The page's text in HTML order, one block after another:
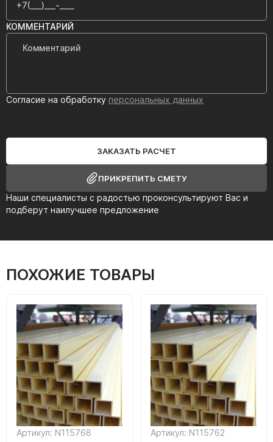
Наши специалисты с радостью проконсультируют Вас и
подберут наилучшее предложение
КОММЕНТАРИЙ
Согласие на обработку персональных данных
ЗАКАЗАТЬ РАСЧЕТ
ПРИКРЕПИТЬ СМЕТУ
ПОХОЖИЕ ТОВАРЫ
Артикул: N115768 Артикул: N115762